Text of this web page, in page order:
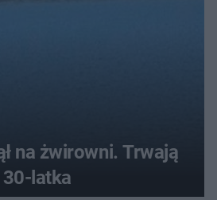
na żwirowni. Trwają
latka